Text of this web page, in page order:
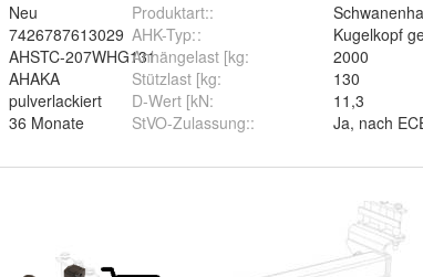
Neu
7426787613029
AHSTC-207WHG131
AHAKA
pulverlackiert
36 Monate
Produktart::
AHK-Typ::
Kugelkopf
Anhängelast [kg:
2000
Stützlast [kg:
130
D-Wert [kN:
11,3
StVO-Zulassung:: Ja, nach